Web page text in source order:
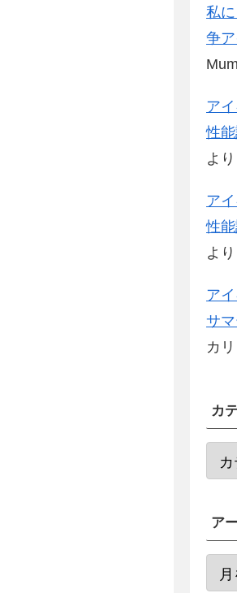
私
争
ア
性
より
ア
性
より
ア
サ
カリ
カ
ア